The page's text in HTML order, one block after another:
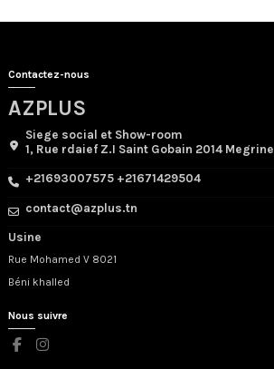
Contactez-nous
AZPLUS
Siege social et Show-room
1, Rue rdaief Z.I Saint Gobain 2014 Megrine
+21693007575 +21671429504
contact@azplus.tn
Usine
Rue Mohamed V 8021
Béni khalled
Nous suivre